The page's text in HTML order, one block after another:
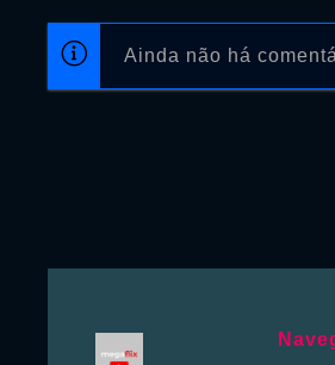
Ainda não há